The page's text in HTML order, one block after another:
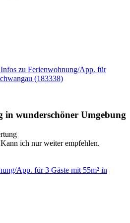
zu Ferienwohnung/App. für
(183338)
in wunderschöner Umgebung
ich nur weiter empfehlen.
App. für 3 Gäste mit 55m² in